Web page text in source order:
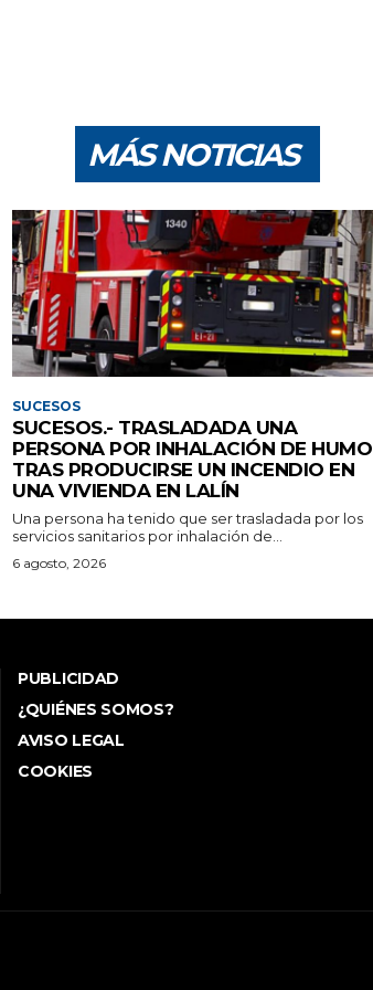
MÁS NOTICIAS
SUCESOS
SUCESOS.- TRASLADADA UNA
PERSONA POR INHALACIÓN DE HUMO
TRAS PRODUCIRSE UN INCENDIO EN
UNA VIVIENDA EN LALÍN
Una persona ha tenido que ser trasladada por los
servicios sanitarios por inhalación de...
6 agosto, 2026
PUBLICIDAD
¿QUIÉNES SOMOS?
AVISO LEGAL
COOKIES